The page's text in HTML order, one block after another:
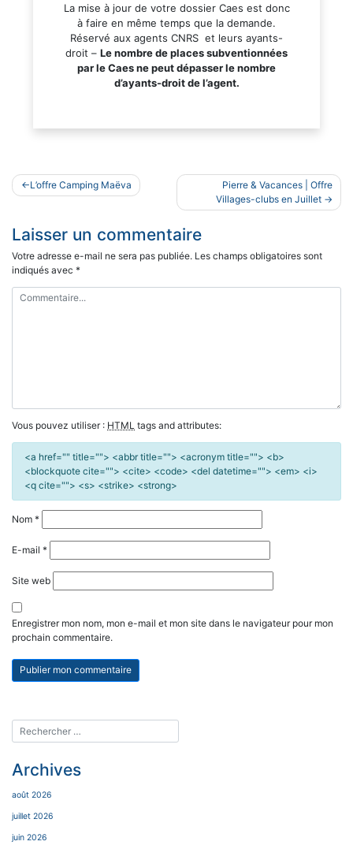
La mise à jour de votre dossier Caes est donc
à faire en même temps que la demande.
Réservé aux agents CNRS et leurs ayants-
droit – Le nombre de places subventionnées
par le Caes ne peut dépasser le nombre
d’ayants-droit de l’agent.
Navigation
de
l’article
L’offre Camping Maëva
Pierre & Vacances | Offre
Villages-clubs en Juillet
Laisser un commentaire
Votre adresse e-mail ne sera pas publiée. Les champs obligatoires sont
indiqués avec *
Vous pouvez utiliser : HTML tags and attributes:
<a href="" title=""> <abbr title=""> <acronym title=""> <b>
<blockquote cite=""> <cite> <code> <del datetime=""> <em> <i>
<q cite=""> <s> <strike> <strong>
Nom *
E-mail *
Site web
Enregistrer mon nom, mon e-mail et mon site dans le navigateur pour mon
prochain commentaire.
Archives
août 2026
juillet 2026
juin 2026